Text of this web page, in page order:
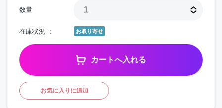
数量
在庫状況 お取り寄せ
カートへ入れる
お気に入りに追加